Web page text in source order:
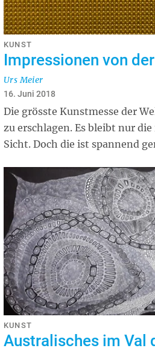
KUNST
Impressionen von
Urs Meier
16. Juni 2018
Die grösste Kunstmesse der
zu erschlagen. Es bleibt nur
Sicht. Doch die ist spannend
KUNST
Australisches im Val